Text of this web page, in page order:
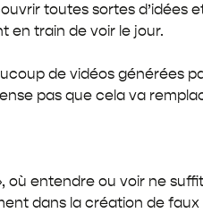
toutes sortes d’idées
en train de voir le jour.
de vidéos générées
pas que cela va
où entendre ou voir ne
dans la création de